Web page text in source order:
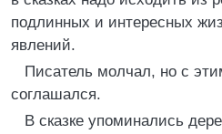
подлинных и интересных
явлений.
Писатель молчал, но с
соглашался.
В сказке упоминались